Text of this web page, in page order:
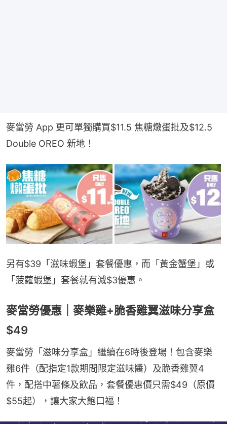
麥當勞 App 更可單獨購買$11.5 焦糖燉蛋批及$12.5
Double OREO 新地！
另有$39「滋味蝦堡」套餐優惠，而「黃金蟹堡」或
「菠蘿蝦堡」套餐就有減$3優惠。
麥當勞優惠｜麥樂雞+脆香雞翼滋味分享盒
$49
麥當勞「滋味分享盒」繼續在6時後登場！包含麥樂
雞6件（配指定1款期間限定滋味醬）及脆香雞翼4
件，配搭中薯條及飲品，套餐優惠價只需$49（原價
$55起），讓大家大飽口福！